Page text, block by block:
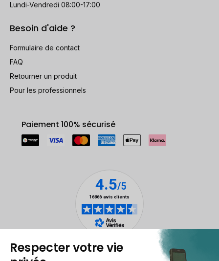
Lundi-Vendredi 08:00-17:00
Besoin d'aide ?
Formulaire de contact
FAQ
Retourner un produit
Pour les professionnels
Paiement 100% sécurisé